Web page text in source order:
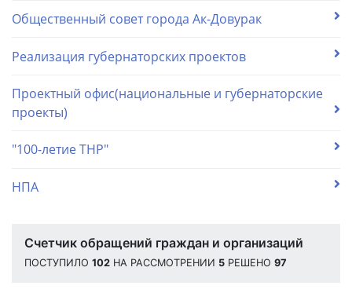
Общественный совет города Ак-Довурак
Реализация губернаторских проектов
Проектный офис(национальные и губернаторские
проекты)
"100-летие ТНР"
НПА
Счетчик обращений граждан и организаций
ПОСТУПИЛО 102 НА РАССМОТРЕНИИ 5 РЕШЕНО 97